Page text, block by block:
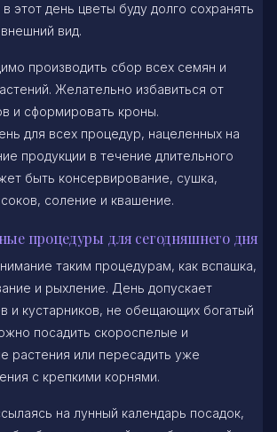
этот день цветы буду долго сохранять
вид.
производить сбор всех семян и
Желательно избавиться от
и сформировать кроны.
для всех процедур, нацеленных на
продукции в течение длительного
быть консервирование, сушка,
соков, соление и квашение.
процедуры для сегодняшнего дня
таким процедурам, как вспашка,
и рыхление. День допускает
и кустарников, не обещающих богатый
посадить скороспелые и
растения или пересадить уже
с крепкими корнями.
на лунный календарь посадок,